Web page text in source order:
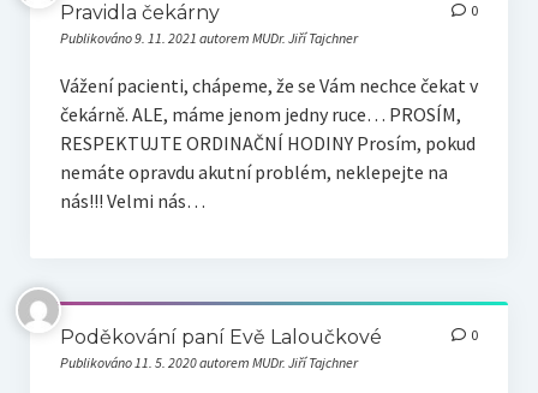
Pravidla čekárny
Publikováno 9. 11. 2021 autorem MUDr. Jiří Tajchner
0
Vážení pacienti, chápeme, že se Vám nechce čekat v
čekárně. ALE, máme jenom jedny ruce… PROSÍM,
RESPEKTUJTE ORDINAČNÍ HODINY Prosím, pokud
nemáte opravdu akutní problém, neklepejte na
nás!!! Velmi nás…
Poděkování paní Evě Laloučkové
Publikováno 11. 5. 2020 autorem MUDr. Jiří Tajchner
0